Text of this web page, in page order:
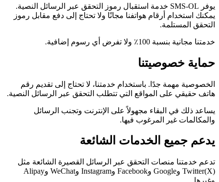
يوفر SMS-OL خدمة استقبال رموز التحقق عبر الرسائل النصية.
يمكنك استخدام أرقام هواتفنا مجانًا ولا تحتاج إلى دفع مقابل رموز
التحقق المستلمة.
خدمتنا مجانية بنسبة 100٪ ولا تفرض أي رسوم إضافية.
حماية خصوصيتنا
الخصوصية مهمة جدًا. باستخدام خدمتنا، لا تحتاج إلى تقديم رقم
هاتف حقيقي على المواقع التي تتطلب التحقق عبر الرسائل النصية.
يساعد ذلك في البقاء مجهولاً على الإنترنت وتجنب الرسائل
والمكالمات غير المرغوب فيها.
يدعم جميع الخدمات الشائعة
تدعم خدمتنا منصات التحقق عبر الرسائل القصيرة الشائعة مثل
Twitter(X) وGoogle وFacebook وInstagram وWeChat وAlipay